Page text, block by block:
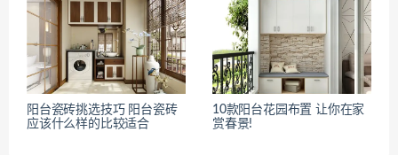
阳台瓷砖挑选技巧 阳台瓷砖
应该什么样的比较适合
10款阳台花园布置 让你在家
赏春景!